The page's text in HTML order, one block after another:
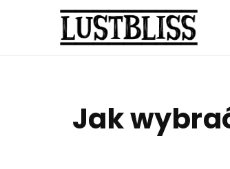
Jak